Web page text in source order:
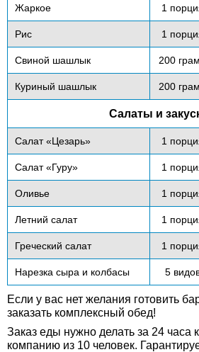
Жаркое 1
Рис 1
Свиной шашлык 200
Куриный шашлык 200
Салаты и
Салат «Цезарь» 1
Салат «Гуру» 1
Оливье 1
Летний салат 1
Греческий салат 1
Нарезка сыра и колбасы 5
Если у вас нет желания готовить
заказать комплексный обед!
Заказ еды нужно делать за 24 часа
компанию из 10 человек.